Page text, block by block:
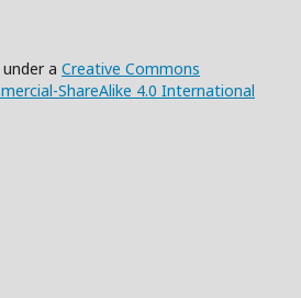
a Creative Commons
ShareAlike 4.0 International